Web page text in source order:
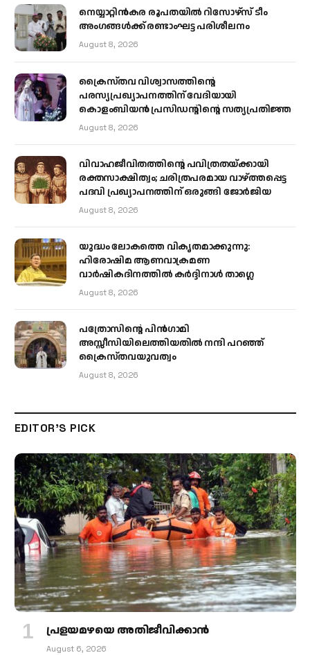
നെയ്യാറ്റിൻകര രൂപതയിൽ റിസോഴ്സ് ടീം
അംഗങ്ങൾക്ക് രണ്ടാംഘട്ട പരിശീലനം
August 8, 2026
ക്രൈസ്തവ വിശ്വാസത്തിന്റെ
പരസ്യപ്രഖ്യാപനത്തിന് വേദിയായി
കൊളംബിയൻ പ്രസിഡന്റിന്റെ സത്യപ്രതിജ്ഞ
August 8, 2026
വിവാഹജീവിതത്തിന്റെ പവിത്രതയ്ക്കായി
രക്തസാക്ഷിത്വം; ചരിത്രപരമായ വാഴ്ത്തപ്പെട്ട
പദവി പ്രഖ്യാപനത്തിന് ഒരുങ്ങി ജോര്‍ജിയ
August 8, 2026
യുദ്ധം ലോകത്തെ വികൃതമാക്കുന്നു:
ഹിരോഷിമ ആണവാക്രമണ
വാർഷികദിനത്തിൽ കർദ്ദിനാൾ താഗ്ലെ
August 8, 2026
പത്രോസിന്റെ പിൻഗാമി
അസ്സീസിയിലെത്തിയതിൽ നന്ദി പറഞ്ഞ്
ക്രൈസ്തവയുവത്വം
August 8, 2026
EDITOR'S PICK
പ്രളയമഴയെ അതിജീവിക്കാന്‍
August 6, 2026